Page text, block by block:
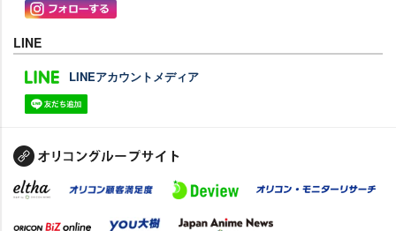
LINE
LINEアカウントメディア